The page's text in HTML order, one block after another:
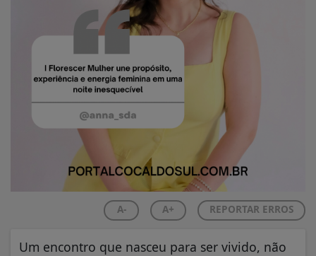
A- A+ REPORTAR ERROS
Um encontro que nasceu para ser vivido, não